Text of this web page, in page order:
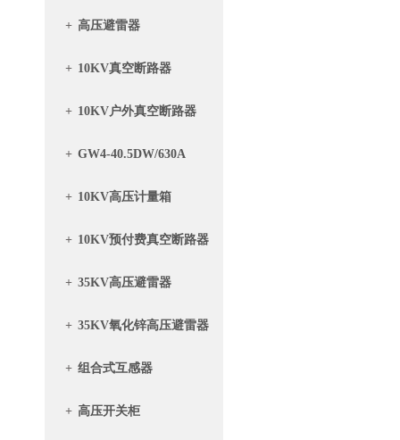
+ 高压避雷器
+ 10KV真空断路器
+ 10KV户外真空断路器
+ GW4-40.5DW/630A
+ 10KV高压计量箱
+ 10KV预付费真空断路器
带计量箱
+ 35KV高压避雷器
+ 35KV氧化锌高压避雷器
+ 组合式互感器
+ 高压开关柜